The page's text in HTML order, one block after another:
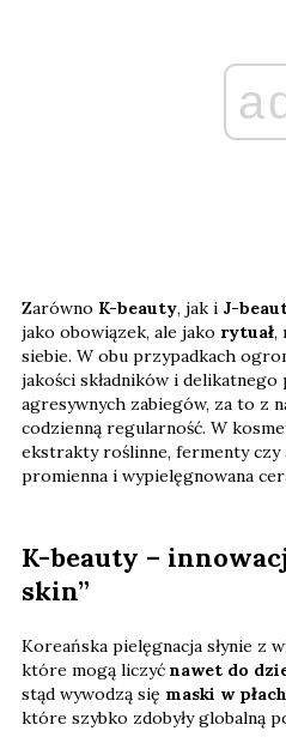
Zarówno K-beauty, jak i J-
jako obowiązek, ale jako rytuał,
siebie. W obu przypadkach
jakości składników i
agresywnych zabiegów, za to z
codzienną regularność. W
ekstrakty roślinne, fermenty czy
promienna i wypielęgnowana
K-beauty –
skin”
Koreańska pielęgnacja słynie z
które mogą liczyć nawet do
stąd wywodzą się maski w
które szybko zdobyły globalną